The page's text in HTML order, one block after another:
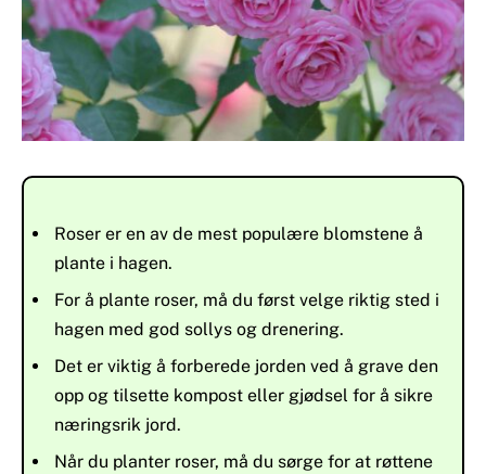
Roser er en av de mest populære blomstene å
plante i hagen.
For å plante roser, må du først velge riktig sted i
hagen med god sollys og drenering.
Det er viktig å forberede jorden ved å grave den
opp og tilsette kompost eller gjødsel for å sikre
næringsrik jord.
Når du planter roser, må du sørge for at røttene